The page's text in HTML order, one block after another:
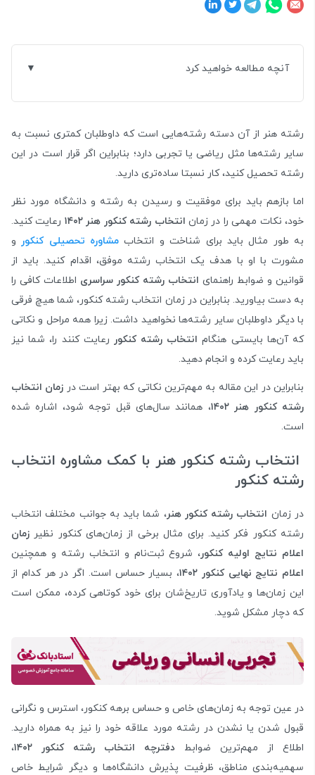
آنچه مطالعه خواهید کرد
رشته هنر از آن دسته رشته‌هایی است که داوطلبان کمتری نسبت به
سایر رشته‌ها مثل ریاضی یا تجربی دارد؛ بنابراین اگر قرار است در این
رشته تحصیل کنید، کار نسبتا ساده‌تری دارید.
اما بازهم باید برای موفقیت و رسیدن به رشته و دانشگاه مورد نظر
خود، نکات مهمی را در زمان انتخاب رشته کنکور هنر ۱۴۰۲
رعایت کنید.
به طور مثال باید برای شناخت و انتخاب مشاوره تحصیلی کنکور و
مشورت با او با هدف یک انتخاب رشته موفق، اقدام کنید. باید از
قوانین و ضوابط راهنمای انتخاب رشته کنکور سراسری اطلاعات کافی را
به دست بیاورید. بنابراین در زمان انتخاب رشته کنکور، شما هیچ فرقی
با دیگر داوطلبان سایر رشته‌ها نخواهید داشت. زیرا همه مراحل و نکاتی
که آن‌ها بایستی هنگام انتخاب رشته کنکور رعایت کنند را، شما نیز
باید رعایت کرده و انجام دهید.
بنابراین در این مقاله به مهم‌ترین نکاتی که بهتر است در زمان انتخاب
رشته کنکور هنر ۱۴۰۲
، همانند سال‌های قبل توجه شود، اشاره شده
است.
انتخاب رشته کنکور هنر با کمک مشاوره انتخاب
رشته کنکور
در زمان انتخاب رشته کنکور هنر، شما باید به جوانب مختلف انتخاب
رشته کنکور فکر کنید. برای مثال برخی از زمان‌های کنکور نظیر زمان
اعلام نتایج اولیه کنکور، شروع ثبت‌نام و انتخاب رشته و همچنین
اعلام نتایج نهایی کنکور ۱۴۰۲
، بسیار حساس است. اگر در هر کدام از
این زمان‌ها و یادآوری تاریخ‌شان برای خود کوتاهی کرده، ممکن است
که دچار مشکل شوید.
در عین توجه به زمان‌های خاص و حساس برهه کنکور، استرس و نگرانی
قبول شدن یا نشدن در رشته مورد علاقه خود را نیز به همراه دارید.
اطلاع از مهم‌ترین ضوابط دفترچه انتخاب رشته کنکور ۱۴۰۲
،
سهمیه‌بندی مناطق، ظرفیت پذیرش دانشگاه‌ها و دیگر شرایط خاص